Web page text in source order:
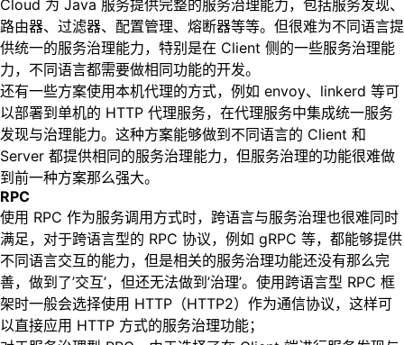
Cloud 为 Java 服务提供完整的服务治理能力，包括服务发现、
路由器、过滤器、配置管理、熔断器等等。但很难为不同语言提
供统一的服务治理能力，特别是在 Client 侧的一些服务治理能
力，不同语言都需要做相同功能的开发。
还有一些方案使用本机代理的方式，例如 envoy、linkerd 等可
以部署到单机的 HTTP 代理服务，在代理服务中集成统一服务
发现与治理能力。这种方案能够做到不同语言的 Client 和
Server 都提供相同的服务治理能力，但服务治理的功能很难做
到前一种方案那么强大。
RPC
使用 RPC 作为服务调用方式时，跨语言与服务治理也很难同时
满足，对于跨语言型的 RPC 协议，例如 gRPC 等，都能够提供
不同语言交互的能力，但是相关的服务治理功能还没有那么完
善，做到了’交互’，但还无法做到’治理’。使用跨语言型 RPC 框
架时一般会选择使用 HTTP（HTTP2）作为通信协议，这样可
以直接应用 HTTP 方式的服务治理功能；